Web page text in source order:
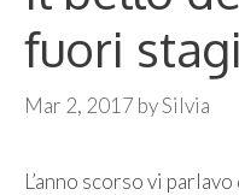
fuori
Mar 2, 2017 bySilvia
L’anno scorso vi parlavo